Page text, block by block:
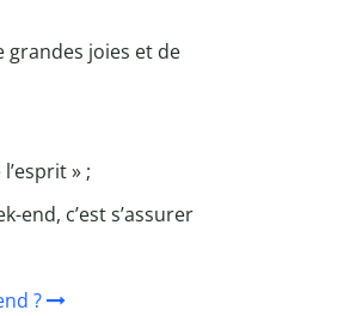
grandes joies et de
» ;
end, c’est s’assurer
?